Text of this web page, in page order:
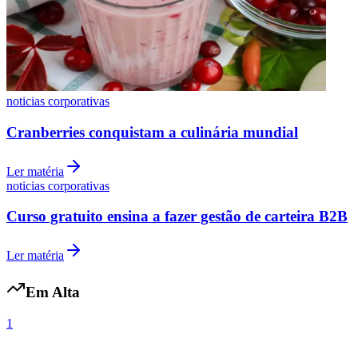
Fluminense
noticias corporativas
Cranberries conquistam a culinária mundial
Ler matéria
noticias corporativas
Curso gratuito ensina a fazer gestão de carteira B2B
Ler matéria
Em Alta
1